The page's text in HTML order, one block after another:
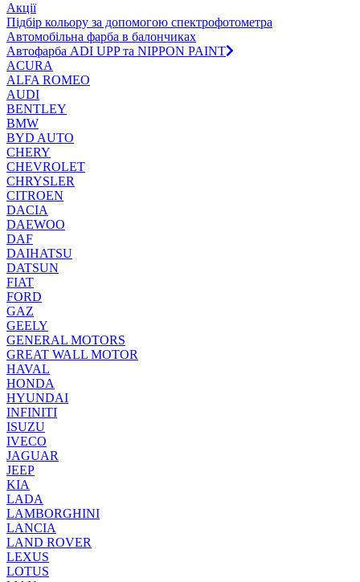
Акції
Підбір кольору за допомогою спектрофотометра
Автомобільна фарба в балончиках
Автофарба ADI UPP та NIPPON PAINT
ACURA
ALFA ROMEO
AUDI
BENTLEY
BMW
BYD AUTO
CHERY
CHEVROLET
CHRYSLER
CITROEN
DACIA
DAEWOO
DAF
DAIHATSU
DATSUN
FIAT
FORD
GAZ
GEELY
GENERAL MOTORS
GREAT WALL MOTOR
HAVAL
HONDA
HYUNDAI
INFINITI
ISUZU
IVECO
JAGUAR
JEEP
KIA
LADA
LAMBORGHINI
LANCIA
LAND ROVER
LEXUS
LOTUS